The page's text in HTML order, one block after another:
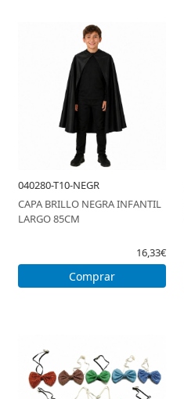
040280-T10-NEGR
CAPA BRILLO NEGRA INFANTIL
LARGO 85CM
16,33€
Comprar